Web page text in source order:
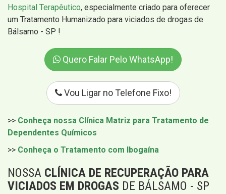
Hospital Terapêutico, especialmente criado para oferecer
um Tratamento Humanizado para viciados de drogas de
Bálsamo - SP !
Quero Falar Pelo WhatsApp!
Vou Ligar no Telefone Fixo!
>> Conheça nossa Clínica Matriz para Tratamento de
Dependentes Químicos
>> Conheça o Tratamento com Ibogaína
NOSSA CLÍNICA DE RECUPERAÇÃO PARA
VICIADOS EM DROGAS DE BÁLSAMO - SP